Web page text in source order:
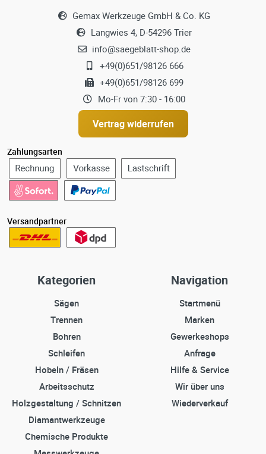
Gemax Werkzeuge GmbH & Co. KG
Langwies 4, D-54296 Trier
info@saegeblatt-shop.de
+49(0)651/98126 666
+49(0)651/98126 699
Mo-Fr von 7:30 - 16:00
Vertrag widerrufen
Zahlungsarten
Versandpartner
Kategorien
Sägen
Trennen
Bohren
Schleifen
Hobeln / Fräsen
Arbeitsschutz
Holzgestaltung / Schnitzen
Diamantwerkzeuge
Chemische Produkte
Navigation
Startmenü
Marken
Gewerkeshops
Anfrage
Hilfe & Service
Wir über uns
Wiederverkauf